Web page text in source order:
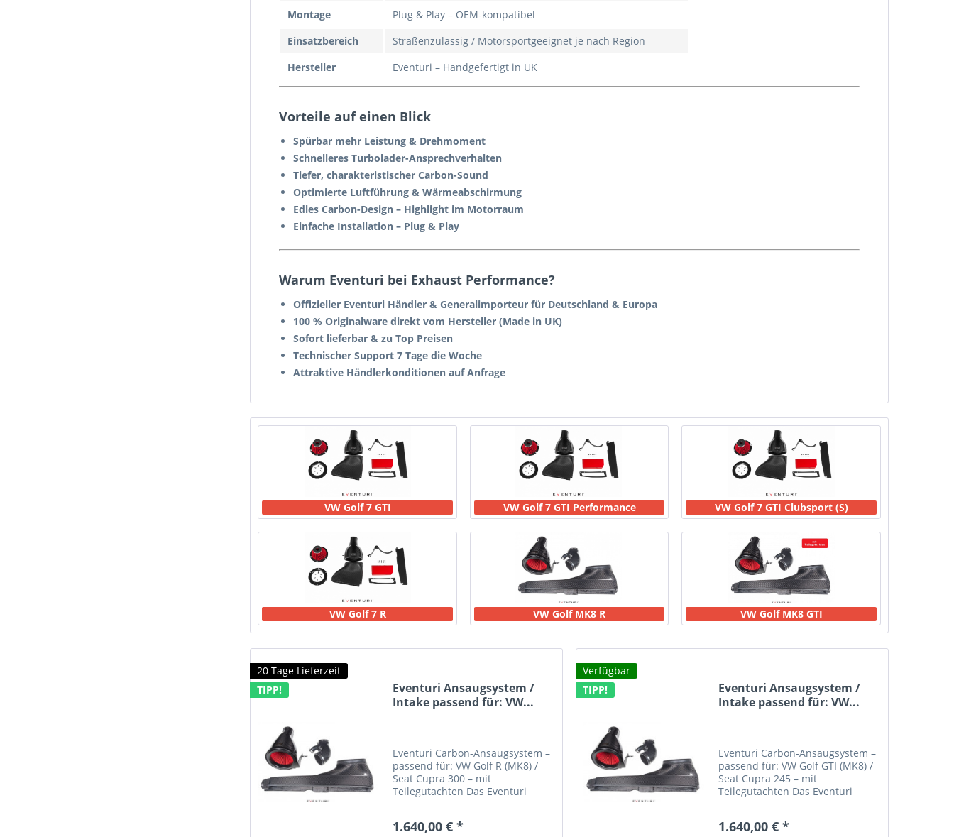
Montage
Plug & Play – OEM-kompatibel
Einsatzbereich
Straßenzulässig / Motorsportgeeignet je nach Region
Hersteller
Eventuri – Handgefertigt in UK
Vorteile auf einen Blick
Spürbar mehr Leistung & Drehmoment
Schnelleres Turbolader-Ansprechverhalten
Tiefer, charakteristischer Carbon-Sound
Optimierte Luftführung & Wärmeabschirmung
Edles Carbon-Design – Highlight im Motorraum
Einfache Installation – Plug & Play
Warum Eventuri bei Exhaust Performance?
Offizieller Eventuri Händler & Generalimporteur für Deutschland & Europa
100 % Originalware direkt vom Hersteller (Made in UK)
Sofort lieferbar & zu Top Preisen
Technischer Support 7 Tage die Woche
Attraktive Händlerkonditionen auf Anfrage
VW Golf 7 GTI VW Golf 7 GTI Performance VW Golf 7 GTI Clubsport (S)
VW Golf 7 R VW Golf MK8 R VW Golf MK8 GTI
20 Tage Lieferzeit
TIPP!
Eventuri Ansaugsystem /
Intake passend für: VW...
Eventuri Carbon-Ansaugsystem –
passend für: VW Golf R (MK8) /
Seat Cupra 300 – mit
Teilegutachten Das Eventuri
Cupra 300 wurde entwickelt, um
1.640,00 € *
Verfügbar
TIPP!
Eventuri Ansaugsystem /
Intake passend für: VW...
Eventuri Carbon-Ansaugsystem –
passend für: VW Golf GTI (MK8) /
Seat Cupra 245 – mit
Teilegutachten Das Eventuri
Cupra 245 wurde gezielt
1.640,00 € *